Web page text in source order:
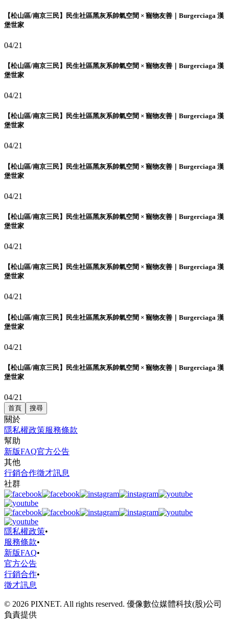
【松山區/南京三民】民生社區黑灰系帥氣空間 × 寵物友善｜Burgerciaga 漢
堡世家
04/21
【松山區/南京三民】民生社區黑灰系帥氣空間 × 寵物友善｜Burgerciaga 漢
堡世家
04/21
【松山區/南京三民】民生社區黑灰系帥氣空間 × 寵物友善｜Burgerciaga 漢
堡世家
04/21
【松山區/南京三民】民生社區黑灰系帥氣空間 × 寵物友善｜Burgerciaga 漢
堡世家
04/21
【松山區/南京三民】民生社區黑灰系帥氣空間 × 寵物友善｜Burgerciaga 漢
堡世家
04/21
【松山區/南京三民】民生社區黑灰系帥氣空間 × 寵物友善｜Burgerciaga 漢
堡世家
04/21
【松山區/南京三民】民生社區黑灰系帥氣空間 × 寵物友善｜Burgerciaga 漢
堡世家
04/21
【松山區/南京三民】民生社區黑灰系帥氣空間 × 寵物友善｜Burgerciaga 漢
堡世家
04/21
首頁 搜尋
關於
隱私權政策服務條款
幫助
新版FAQ官方公告
其他
行銷合作徵才訊息
社群
隱私權政策•
服務條款•
新版FAQ•
官方公告
行銷合作•
徵才訊息
© 2026 PIXNET. All rights reserved. 優像數位媒體科技(股)公司
負責提供